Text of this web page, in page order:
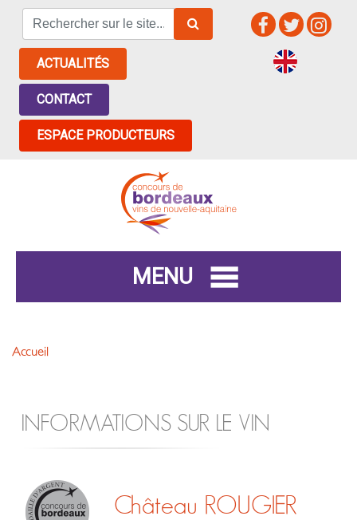
ACTUALITÉS
CONTACT
ESPACE PRODUCTEURS
MENU
Accueil
INFORMATIONS SUR LE VIN
Château ROUGIER